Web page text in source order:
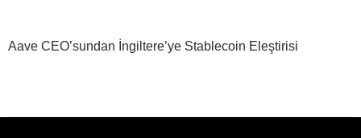
Aave CEO’sundan İngiltere’ye Stablecoin Eleştirisi